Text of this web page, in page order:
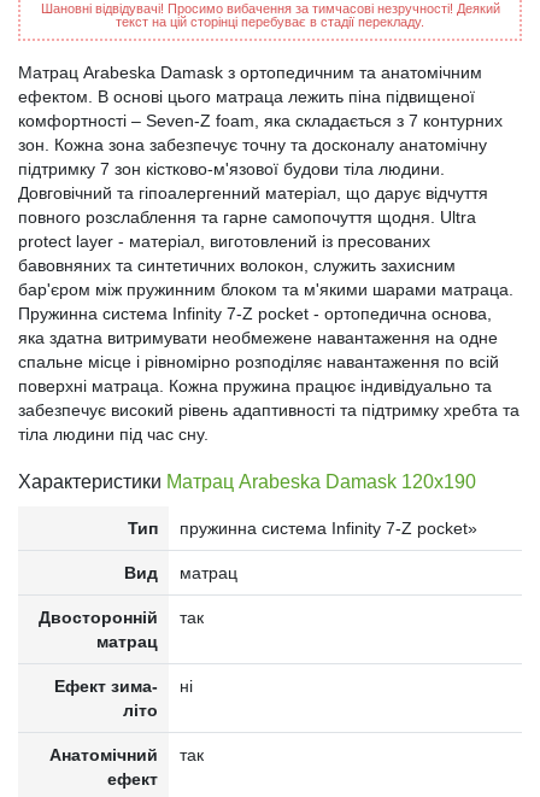
Шановні відвідувачі! Просимо вибачення за тимчасові незручності! Деякий
текст на цій сторінці перебуває в стадії перекладу.
Матрац Arabeska Damask з ортопедичним та анатомічним
ефектом. В основі цього матраца лежить піна підвищеної
комфортності – Seven-Z foam, яка складається з 7 контурних
зон. Кожна зона забезпечує точну та досконалу анатомічну
підтримку 7 зон кістково-м'язової будови тіла людини.
Довговічний та гіпоалергенний матеріал, що дарує відчуття
повного розслаблення та гарне самопочуття щодня. Ultra
protect layer - матеріал, виготовлений із пресованих
бавовняних та синтетичних волокон, служить захисним
бар'єром між пружинним блоком та м'якими шарами матраца.
Пружинна система Infinity 7-Z pocket - ортопедична основа,
яка здатна витримувати необмежене навантаження на одне
спальне місце і рівномірно розподіляє навантаження по всій
поверхні матраца. Кожна пружина працює індивідуально та
забезпечує високий рівень адаптивності та підтримку хребта та
тіла людини під час сну.
Характеристики Матрац Arabeska Damask 120x190
Тип пружинна система Infinity 7-Z pocket»
Вид матрац
Двосторонній
матрац
так
Ефект зима-
літо
ні
Анатомічний
ефект
так